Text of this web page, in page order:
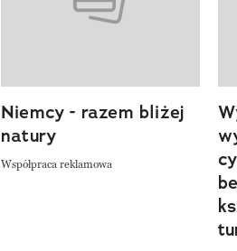
Niemcy - razem bliżej
natury
Współpraca reklamowa